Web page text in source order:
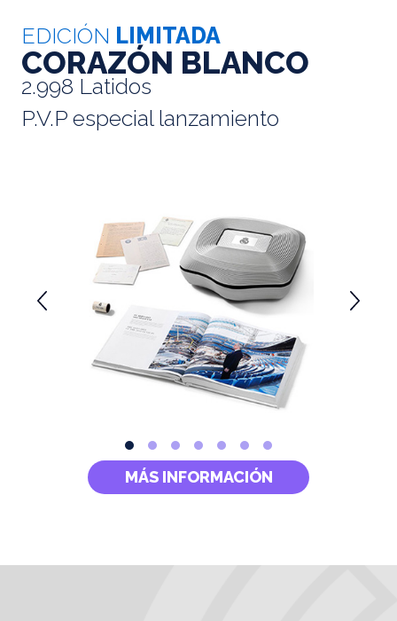
EDICIÓN LIMITADA
CORAZÓN BLANCO
2.998 Latidos
P.V.P especial lanzamiento
MÁS INFORMACIÓN